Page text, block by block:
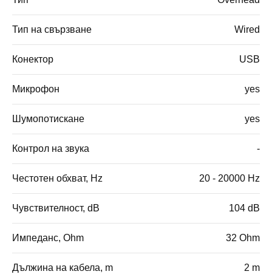
Тип на свързване Wired
Конектор USB
Микрофон yes
Шумопотискане yes
Контрол на звука -
Честотен обхват, Hz 20 - 20000 Hz
Чувствителност, dB 104 dB
Импеданс, Ohm 32 Ohm
Дължина на кабела, m 2 m